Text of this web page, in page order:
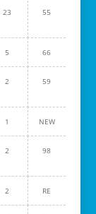
23 55
5 66
2 59
1 NEW
2 98
2 RE